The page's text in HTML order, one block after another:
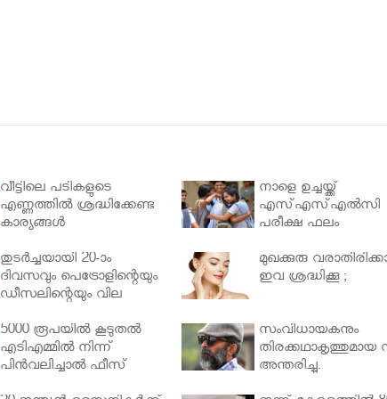
വീട്ടിലെ പടികളുടെ
എണ്ണത്തിൽ ശ്രദ്ധിക്കേണ്ട
കാര്യങ്ങൾ
നാളെ ഉച്ചയ്ക്ക്
എസ്എസ്എല്‍സി
പരീക്ഷ ഫലം
തുടർച്ചയായി 20-ാം
ദിവസവും പെട്രോളിന്റെയും
ഡീസലിന്റെയും വില
മുഖക്കുരു
ഇവ ശ്രദ്ധിക്കൂ ;
5000 രൂപയിൽ കൂടുതൽ
എടിഎമ്മിൽ നിന്ന്
പിൻവലിച്ചാൽ ഫീസ്
സംവിധായകനും
തിരക്കഥാകൃത്തുമായ
അന്തരിച്ചു.